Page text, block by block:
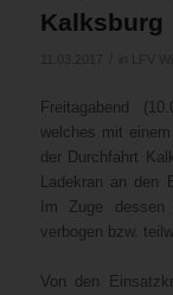
Kalksburg
Freitagabend
welches mit
der Durchfahrt
Ladekran an den
Im Zuge dessen
verbogen bzw.
Von den